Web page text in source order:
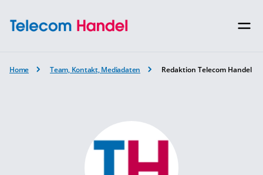
Home Team, Kontakt, Mediadaten Redaktion Telecom Handel